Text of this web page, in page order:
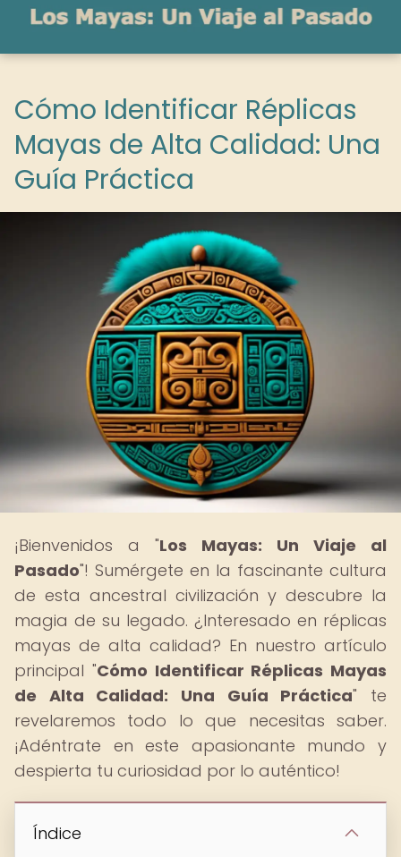
Cómo Identificar Réplicas
Mayas de Alta Calidad: Una
Guía Práctica
¡Bienvenidos a "Los Mayas: Un Viaje al
Pasado"! Sumérgete en la fascinante cultura
de esta ancestral civilización y descubre la
magia de su legado. ¿Interesado en réplicas
mayas de alta calidad? En nuestro artículo
principal "Cómo Identificar Réplicas Mayas
de Alta Calidad: Una Guía Práctica" te
revelaremos todo lo que necesitas saber.
¡Adéntrate en este apasionante mundo y
despierta tu curiosidad por lo auténtico!
Índice